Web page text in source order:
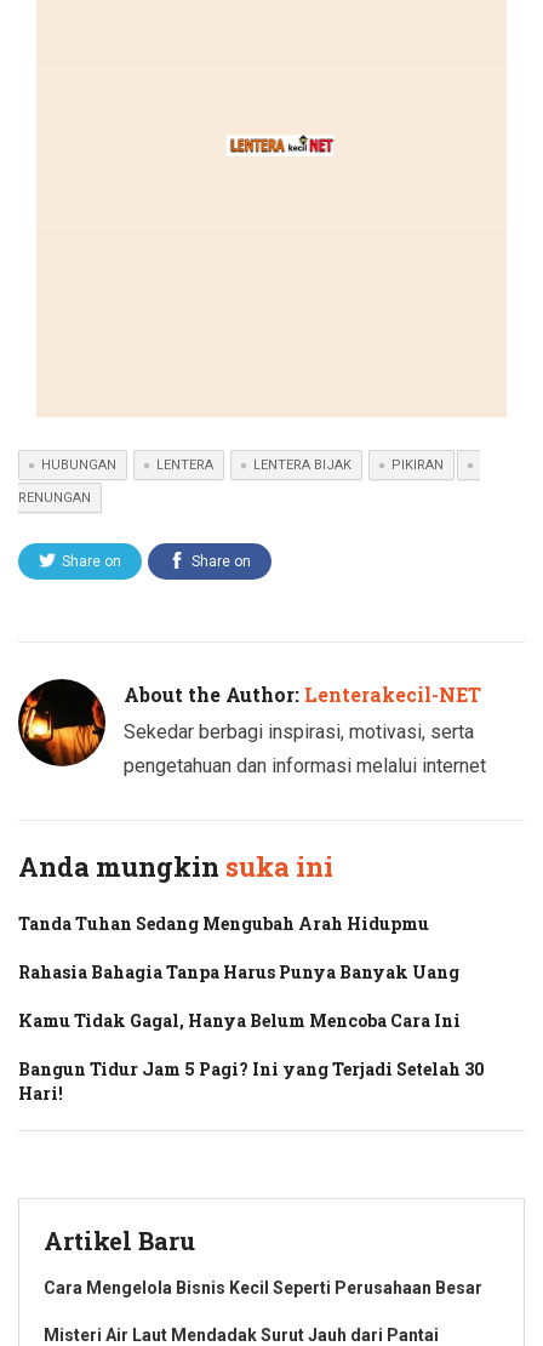
HUBUNGAN LENTERA LENTERA BIJAK PIKIRAN
RENUNGAN
Share on Share on
About the Author: Lenterakecil-NET
Sekedar berbagi inspirasi, motivasi, serta
pengetahuan dan informasi melalui internet
Anda mungkin suka ini
Tanda Tuhan Sedang Mengubah Arah Hidupmu
Rahasia Bahagia Tanpa Harus Punya Banyak Uang
Kamu Tidak Gagal, Hanya Belum Mencoba Cara Ini
Bangun Tidur Jam 5 Pagi? Ini yang Terjadi Setelah 30
Hari!
Artikel Baru
Cara Mengelola Bisnis Kecil Seperti Perusahaan Besar
Misteri Air Laut Mendadak Surut Jauh dari Pantai